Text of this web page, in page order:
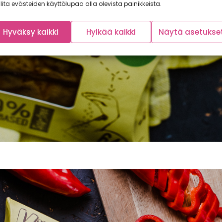
evästeiden käyttölupaa alla olevista painikkeista.
Hyväksy kaikki Hylkää kaikki Näytä